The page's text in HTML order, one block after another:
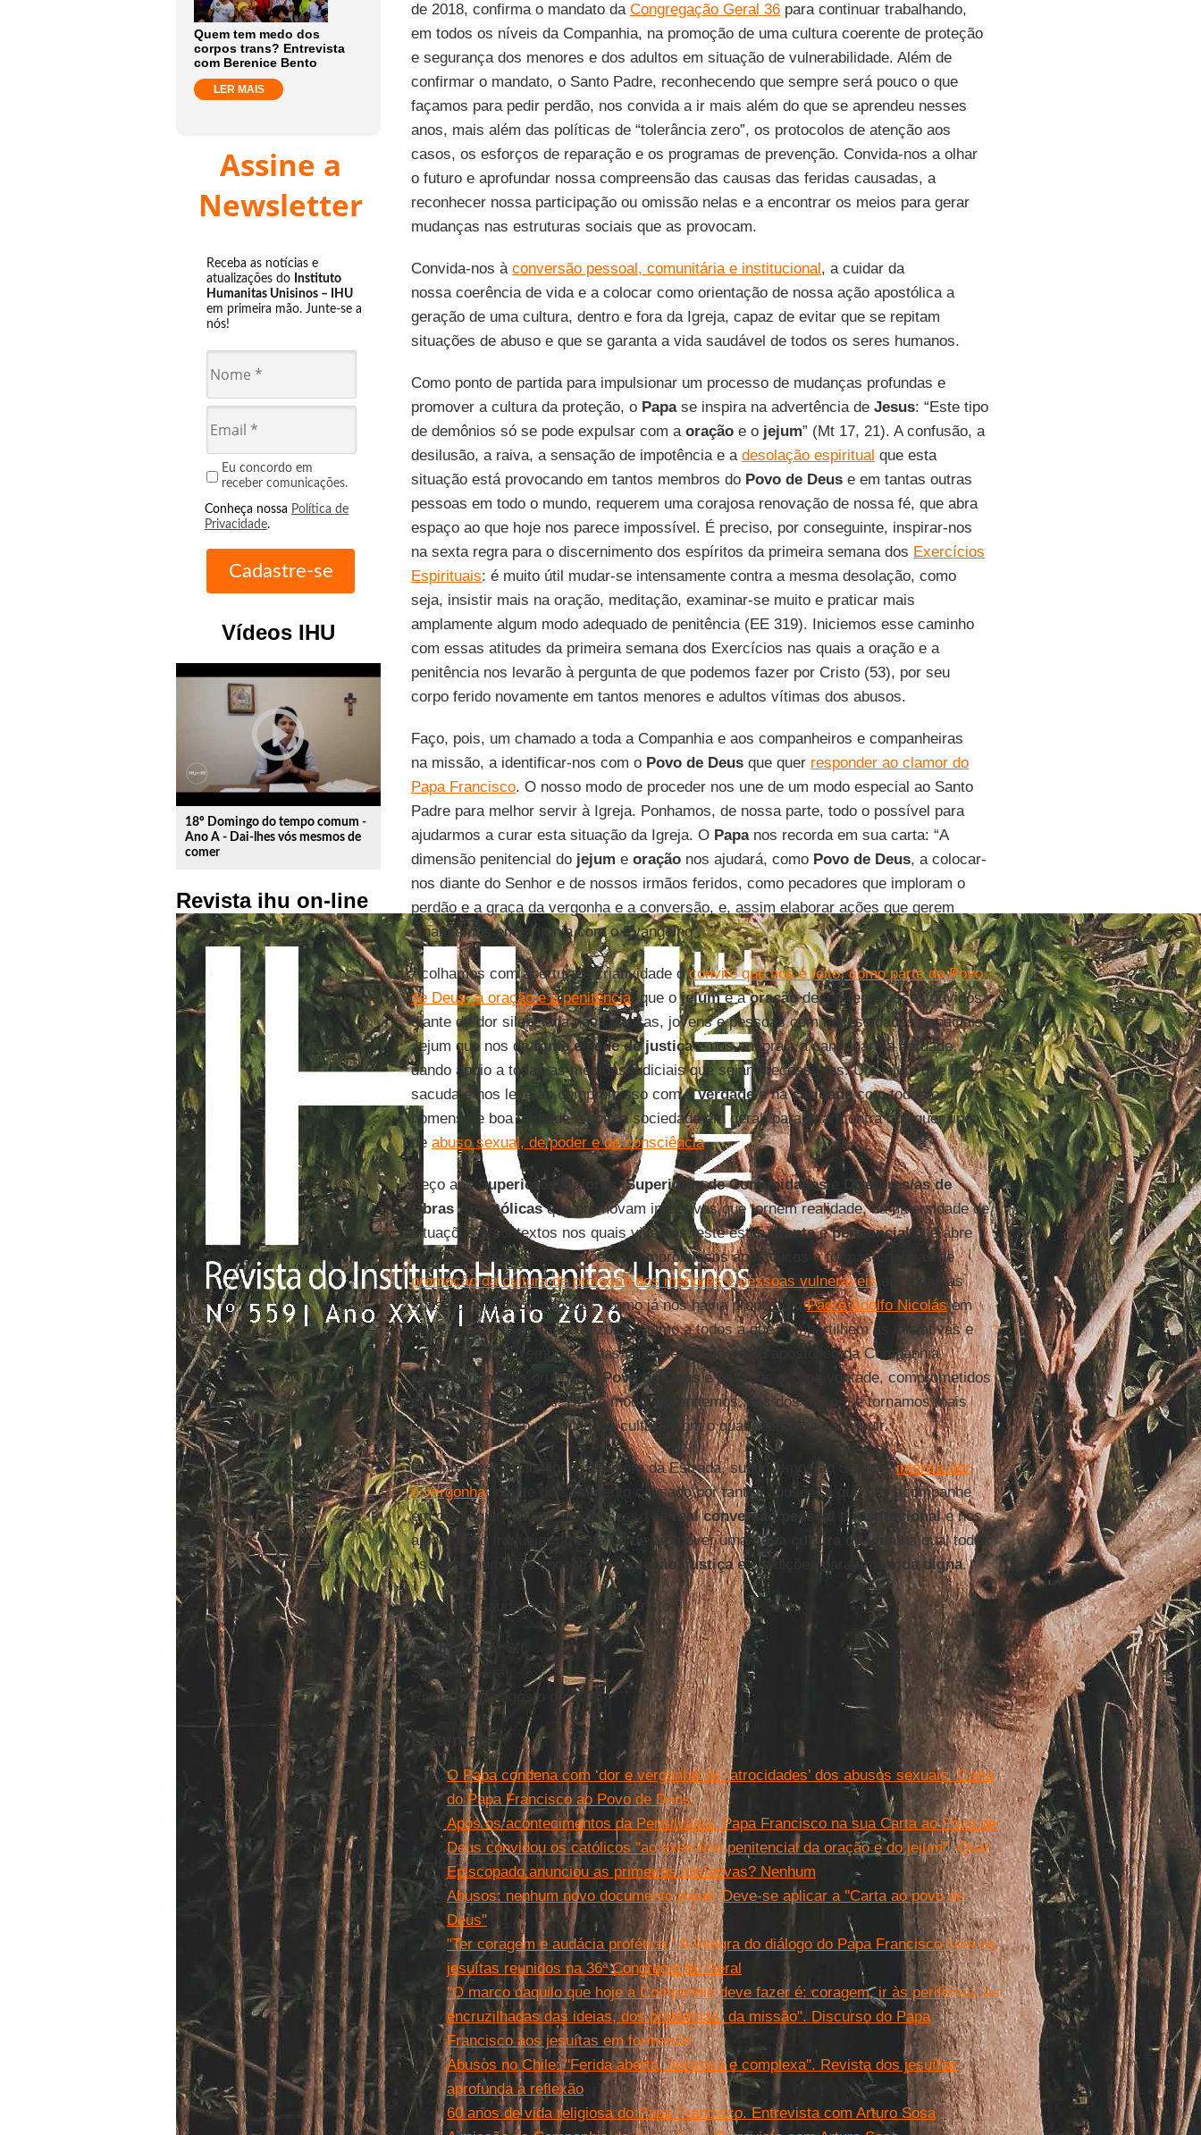
Quem tem medo dos
corpos trans? Entrevista
com Berenice Bento
LER MAIS
Assine a
Newsletter
Receba as notícias e
atualizações do Instituto
Humanitas Unisinos – IHU
em primeira mão. Junte-se a
nós!
Eu concordo em
receber comunicações.
Conheça nossa Política de
Privacidade.
Vídeos IHU
play_circle_outline
18º Domingo do tempo comum -
Ano A - Dai-lhes vós mesmos de
comer
Revista ihu on-line
de 2018, confirma o mandato da Congregação Geral 36para continuar trabalhando,
em todos os níveis da Companhia, na promoção de uma cultura coerente de proteção
e segurança dos menores e dos adultos em situação de vulnerabilidade. Além de
confirmar o mandato, o Santo Padre, reconhecendo que sempre será pouco o que
façamos para pedir perdão, nos convida a ir mais além do que se aprendeu nesses
anos, mais além das políticas de “tolerância zero”, os protocolos de atenção aos
casos, os esforços de reparação e os programas de prevenção. Convida-nos a olhar
o futuro e aprofundar nossa compreensão das causas das feridas causadas, a
reconhecer nossa participação ou omissão nelas e a encontrar os meios para gerar
mudanças nas estruturas sociais que as provocam.
Convida-nos à conversão pessoal, comunitária e institucional, a cuidar da
nossa coerência de vida e a colocar como orientação de nossa ação apostólica a
geração de uma cultura, dentro e fora da Igreja, capaz de evitar que se repitam
situações de abuso e que se garanta a vida saudável de todos os seres humanos.
Como ponto de partida para impulsionar um processo de mudanças profundas e
promover a cultura da proteção, o Papase inspira na advertência de Jesus: “Este tipo
de demônios só se pode expulsar com a oraçãoe o jejum” (Mt 17, 21). A confusão, a
desilusão, a raiva, a sensação de impotência e a desolação espiritual que esta
situação está provocando em tantos membros do Povo de Deuse em tantas outras
pessoas em todo o mundo, requerem uma corajosa renovação de nossa fé, que abra
espaço ao que hoje nos parece impossível. É preciso, por conseguinte, inspirar-nos
na sexta regra para o discernimento dos espíritos da primeira semana dos Exercícios
Espirituais: é muito útil mudar-se intensamente contra a mesma desolação, como
seja, insistir mais na oração, meditação, examinar-se muito e praticar mais
amplamente algum modo adequado de penitência (EE 319). Iniciemos esse caminho
com essas atitudes da primeira semana dos Exercícios nas quais a oração e a
penitência nos levarão à pergunta de que podemos fazer por Cristo (53), por seu
corpo ferido novamente em tantos menores e adultos vítimas dos abusos.
Faço, pois, um chamado a toda a Companhia e aos companheiros e companheiras
na missão, a identificar-nos com o Povo de Deusque quer responder ao clamor do
Papa Francisco. O nosso modo de proceder nos une de um modo especial ao Santo
Padre para melhor servir à Igreja. Ponhamos, de nossa parte, todo o possível para
ajudarmos a curar esta situação da Igreja. O Papanos recorda em sua carta: “A
dimensão penitencial do jejum e oraçãonos ajudará, como Povo de Deus, a colocar-
nos diante do Senhor e de nossos irmãos feridos, como pecadores que imploram o
perdão e a graça da vergonha e a conversão, e, assim elaborar ações que gerem
dinamismos em sintonia com o Evangelho”.
Acolhamos com abertura e criatividade oconvite que nos é feito, como parte do Povo
de Deus, à oração e à penitência: que ojejume aoraçãodespertem nossos ouvidos
diante da dor silenciada nas crianças, jovens e pessoas com necessidades especiais.
Jejum que nos dáfome e sede de justiçae nos encoraja a caminhar na verdade,
dando apoio a todas as medidas judiciais que sejam necessárias. Um jejum que nos
sacuda e nos leve ao compromisso com averdadee nacaridadecom todos os
homens de boa vontade e com a sociedade em geral, para lutar contra qualquer tipo
de abuso sexual, de poder e de consciência.
Peço aosSuperiores Maiores,Superiores de Comunidadese
Diretores/as de
Obras Apostólicasque promovam iniciativas que tornem realidade, na diversidade de
situações e contextos nos quais vivemos, este estilooranteepenitencialque abre
as portas de nossos corações e compromissos apostólicos a formas criativas de
promoção da cultura de proteção dos menores e pessoas vulneráveisem todas as
suas complexas dimensões, como já nos havia proposto oPadre Adolfo Nicolásem
sua carta de 18 de maio de 2015. Animo a todos a que compartilhem as iniciativas e
ações que serão empreendidas tanto dentro do corpo apostólico da Companhia
como com outros grupos doPovo de Deuse pessoas de boa vontade, comprometidos
em erradicar este mal. Deste modo, aprendemos, uns dos outros, e tornamos mais
eficaz o processo de mudança cultural com o qual queremos contribuir.
Por intercessão de Nossa Senhora da Estrada, supliquemos ao Senhor “intensa dor
e vergonha” diante do sofrimento causado por tantos abusos, e que nos acompanhe
em conseguir realizar um processo de
real conversão pessoal e institucionale nos
ajude a não fraquejar no esforço de promover umanova cultura da vidana qual todos
os seres humanos encontremproteção justiçae condições para umavida digna.
Com uma saudação fraterna em Cristo,
Arturo Sosa, S.I.
Superior Geral
Roma, 24 de agosto de 2018
Leia mais
O Papa condena com ‘dor e vergonha’ as ‘atrocidades’ dos abusos sexuais. Carta
do Papa Francisco ao Povo de Deus
Após os acontecimentos da Pensilvânia, Papa Francisco na sua Carta ao Povo de
Deus convidou os católicos "ao exercício penitencial da oração e do jejum". Qual
Episcopado anunciou as primeiras iniciativas? Nenhum
Abusos: nenhum novo documento papal. Deve-se aplicar a ''Carta ao povo de
Deus''
"Ter coragem e audácia profética." A íntegra do diálogo do Papa Francisco com os
jesuítas reunidos na 36ª Congregação Geral
''O marco daquilo que hoje a Companhia deve fazer é: coragem, ir às periferias, às
encruzilhadas das ideias, dos problemas, da missão". Discurso do Papa
Francisco aos jesuítas em formação
Abusos no Chile: ''Ferida aberta, dolorosa e complexa''. Revista dos jesuítas
aprofunda a reflexão
60 anos de vida religiosa do Papa Francisco. Entrevista com Arturo Sosa